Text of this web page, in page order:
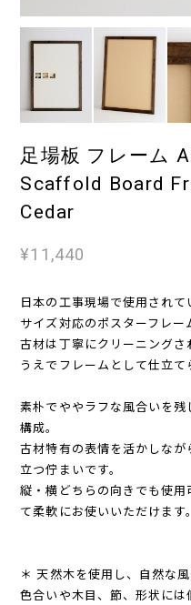
足場板 フレーム
Scaffold Board
Cedar
¥11,440
日本の工事現場で使用され
サイズ対応のポスターフレー
古材は丁寧にクリーニング
うえでフレームとして仕立て
素朴でややラフな風合いを
構成。
古材特有の表情を活かしな
立つ佇まいです。
縦・横どちらの向きでも使
て柔軟にお使いいただけます。
＊ 天然木を使用し、自然な
色合いや木目、節、形状には